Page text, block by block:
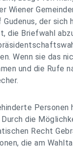
Wiener
der sich
die Briefwahl
Wenn sie das
und die Rufe
Personen
die
Recht
die am